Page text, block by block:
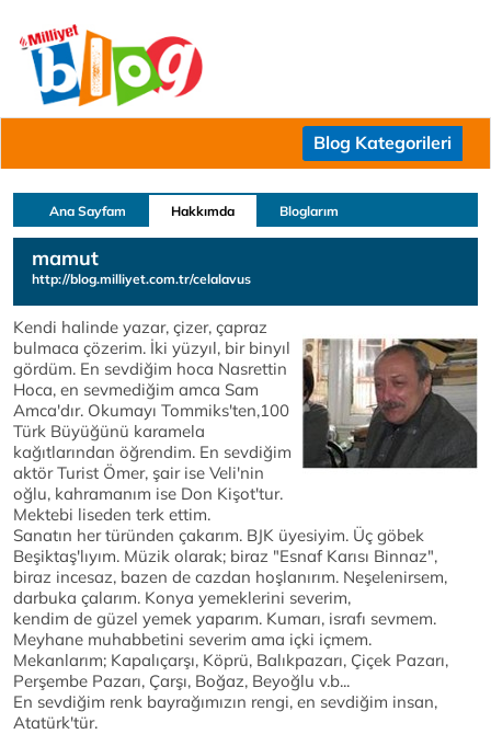
Blog Kategorileri
Ana Sayfam Hakkımda Bloglarım
mamut
http://blog.milliyet.com.tr/celalavus
Kendi halinde yazar, çizer, çapraz
bulmaca çözerim. İki yüzyıl, bir binyıl
gördüm. En sevdiğim hoca Nasrettin
Hoca, en sevmediğim amca Sam
Amca'dır. Okumayı Tommiks'ten,100
Türk Büyüğünü karamela
kağıtlarından öğrendim. En sevdiğim
aktör Turist Ömer, şair ise Veli'nin
oğlu, kahramanım ise Don Kişot'tur.
Mektebi liseden terk ettim.
Sanatın her türünden çakarım. BJK üyesiyim. Üç göbek
Beşiktaş'lıyım. Müzik olarak; biraz "Esnaf Karısı Binnaz",
biraz incesaz, bazen de cazdan hoşlanırım. Neşelenirsem,
darbuka çalarım. Konya yemeklerini severim,
kendim de güzel yemek yaparım. Kumarı, israfı sevmem.
Meyhane muhabbetini severim ama içki içmem.
Mekanlarım; Kapalıçarşı, Köprü, Balıkpazarı, Çiçek Pazarı,
Perşembe Pazarı, Çarşı, Boğaz, Beyoğlu v.b...
En sevdiğim renk bayrağımızın rengi, en sevdiğim insan,
Atatürk'tür.